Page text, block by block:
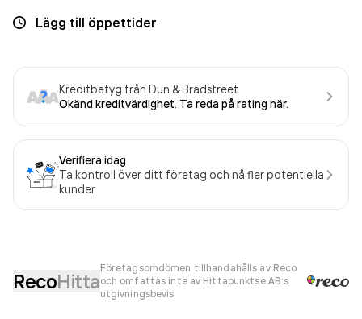
Lägg till öppettider
Kreditbetyg från Dun & Bradstreet
Okänd kreditvärdighet. Ta reda på rating här.
Verifiera idag
Ta kontroll över ditt företag och nå fler potentiella
kunder
RecoHitta
Företagsomdömen tillhandahålls av Reco
och omfattas inte av Hittapunktse AB:s
utgivningsbevis